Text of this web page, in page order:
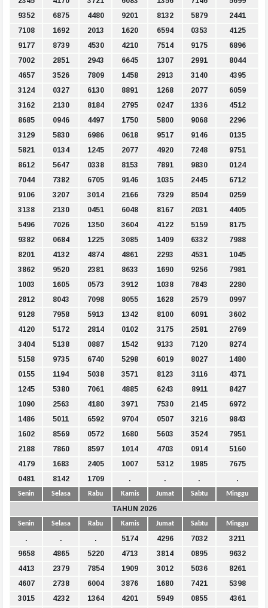
9352
6875 4480 9201 8132 5879
2441
7108
1692 2013 1620 6594 0353
4125
9177
8739 4530 4210 7514 9175
6896
7002
2851 2943 6645 1307 2991
8044
4657
3526 7809 1458 2913 3140
4395
3124
0327 6130 8891 1268 2077
6059
3162
2130 8184 2795 0247 1336
4512
8685
0946 4497 1750 5800 9068
2296
3129
5830 6986 0618 9517 9146
0135
5821
0134 1245 2077 4920 7248
9751
8612
5647 0338 8153 7891 9830
0124
7044
7382 6705 9146 1035 2445
6712
9106
3207 3014 2166 7329 8504
0259
3138
2130 0451 6048 8167 2031
4405
5496
7026 1350 3604 4122 5159
8175
9382
0684 1225 3085 1409 6332
7988
8201
4132 4874 4861 2293 4531
1045
3862
9520 2381 8633 1690 9256
7981
1003
1605 0573 3912 1038 7843
2280
2812
8043 7098 8055 1628 2579
0997
9128
7958 5913 1342 8100 6091
3602
4120
5172 2814 0102 3175 2581
2769
3404
5138 0887 1542 9133 7120
8274
5158
9735 6740 5298 6019 8027
1480
0155
1194 5038 3571 8123 3116
4371
1245
5380 7061 4885 6243 8911
8427
1090
2563 4180 3971 7530 2145
6972
1486
5011 6592 9704 0507 3216
9843
1602
8569 0572 1680 5603 3524
7951
2188
7860 8597 1014 4703 0914
5160
4179
1683 2405 1007 5312 1985
7675
0481
8142 1709 . . . .
Senin Selasa Rabu Kamis Jumat Sabtu Minggu
TAHUN 2026
Senin Selasa Rabu Kamis Jumat Sabtu Minggu
. . . 5174 4296 7032
3211
9658
4865 5220 4713 3814 0895
9632
4413
2379 7854 1909 3012 5036
8261
4607
2738 6004 3876 1680 7421
5398
3015
4232 1364 4201 5949 0855
4361